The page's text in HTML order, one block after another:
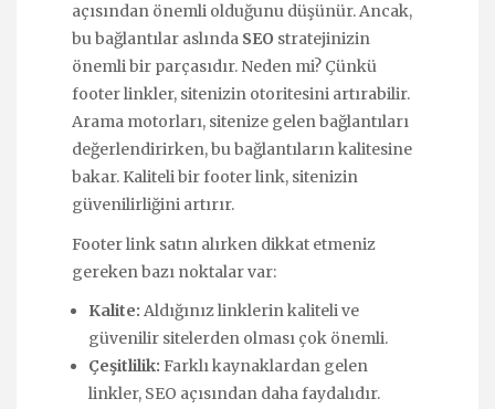
açısından önemli olduğunu düşünür. Ancak,
bu bağlantılar aslında SEO stratejinizin
önemli bir parçasıdır. Neden mi? Çünkü
footer linkler, sitenizin otoritesini artırabilir.
Arama motorları, sitenize gelen bağlantıları
değerlendirirken, bu bağlantıların kalitesine
bakar. Kaliteli bir footer link, sitenizin
güvenilirliğini artırır.
Footer link satın alırken dikkat etmeniz
gereken bazı noktalar var:
Kalite: Aldığınız linklerin kaliteli ve
güvenilir sitelerden olması çok önemli.
Çeşitlilik: Farklı kaynaklardan gelen
linkler, SEO açısından daha faydalıdır.